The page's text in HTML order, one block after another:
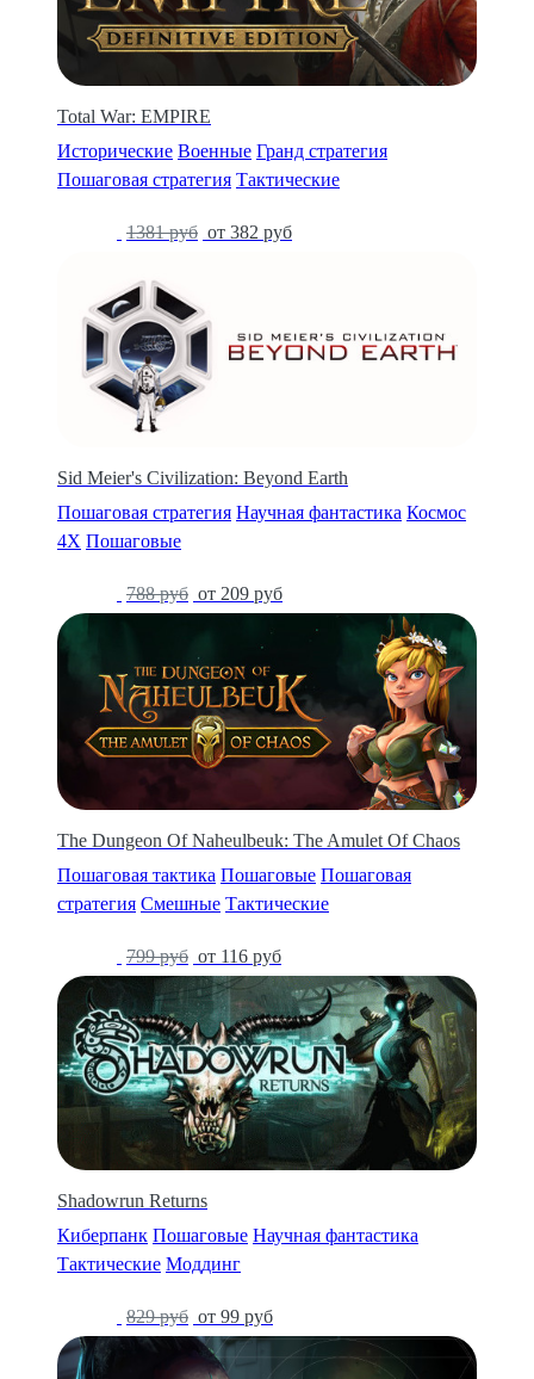
Total War: EMPIRE
Исторические Военные Гранд стратегия
Пошаговая стратегия Тактические
1381 руб от 382 руб
Sid Meier's Civilization: Beyond Earth
Пошаговая стратегия Научная фантастика Космос
4X Пошаговые
788 руб от 209 руб
The Dungeon Of Naheulbeuk: The Amulet Of Chaos
Пошаговая тактика Пошаговые Пошаговая
стратегия Смешные Тактические
799 руб от 116 руб
Shadowrun Returns
Киберпанк Пошаговые Научная фантастика
Тактические Моддинг
829 руб от 99 руб